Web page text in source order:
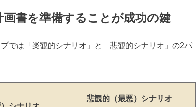
書を準備することが成功の鍵
では「楽観的シナリオ」と「悲観的シナリオ」の2パ
悲観的（最悪）シナリオ